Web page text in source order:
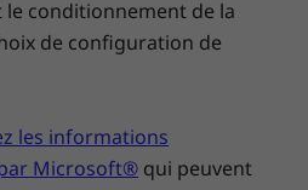
module dTPM 2.0
Module), vous
de plusieurs couches de
conditionnement de la
de configuration de
les informations
Microsoft® qui peuvent